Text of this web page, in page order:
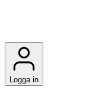
Logga in